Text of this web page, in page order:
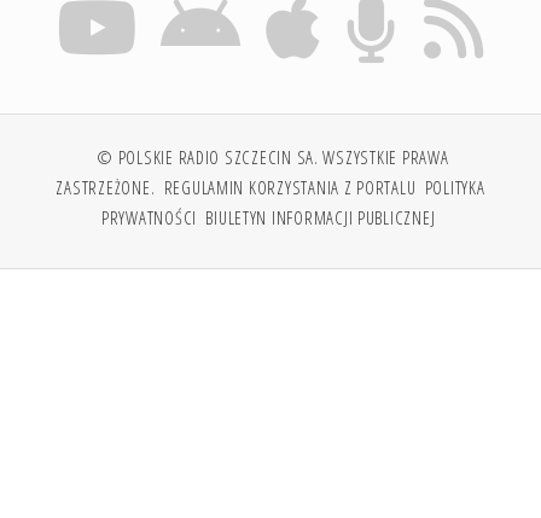
© POLSKIE RADIO SZCZECIN SA. WSZYSTKIE PRAWA
ZASTRZEŻONE. REGULAMIN KORZYSTANIA Z PORTALU POLITYKA
PRYWATNOŚCI BIULETYN INFORMACJI PUBLICZNEJ